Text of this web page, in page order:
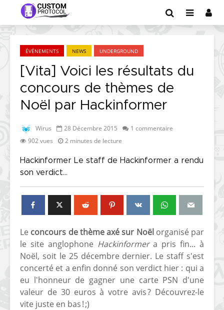
ÉVÉNEMENTS NEWS UNDERGROUND
[Vita] Voici les résultats du
concours de thèmes de
Noël par Hackinformer
Wirus 28 Décembre 2015
1 commentaire
902 vues
2 minutes de lecture
Hackinformer Le staff de Hackinformer a rendu
son verdict...
Le concours de thème axé sur Noël organisé par
le site anglophone Hackinformera pris fin... à
Noël, soit le 25 décembre dernier. Le staff s'est
concerté et a enfin donné son verdict hier : qui a
eu l'honneur de gagner une carte PSN d'une
valeur de 30 euros à votre avis ? Découvrez-le
vite juste en bas ! ;)